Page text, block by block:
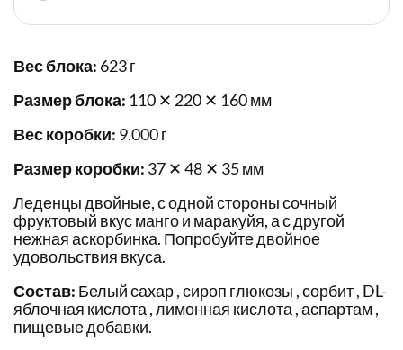
Вес блока: 623 г
Размер блока: 110 ✕ 220 ✕ 160 мм
Вес коробки: 9.000 г
Размер коробки: 37 ✕ 48 ✕ 35 мм
Леденцы двойные, с одной стороны сочный
фруктовый вкус манго и маракуйя, а с другой
нежная аскорбинка. Попробуйте двойное
удовольствия вкуса.
Состав: Белый сахар , сироп глюкозы , сорбит , DL-
яблочная кислота , лимонная кислота , аспартам ,
пищевые добавки.